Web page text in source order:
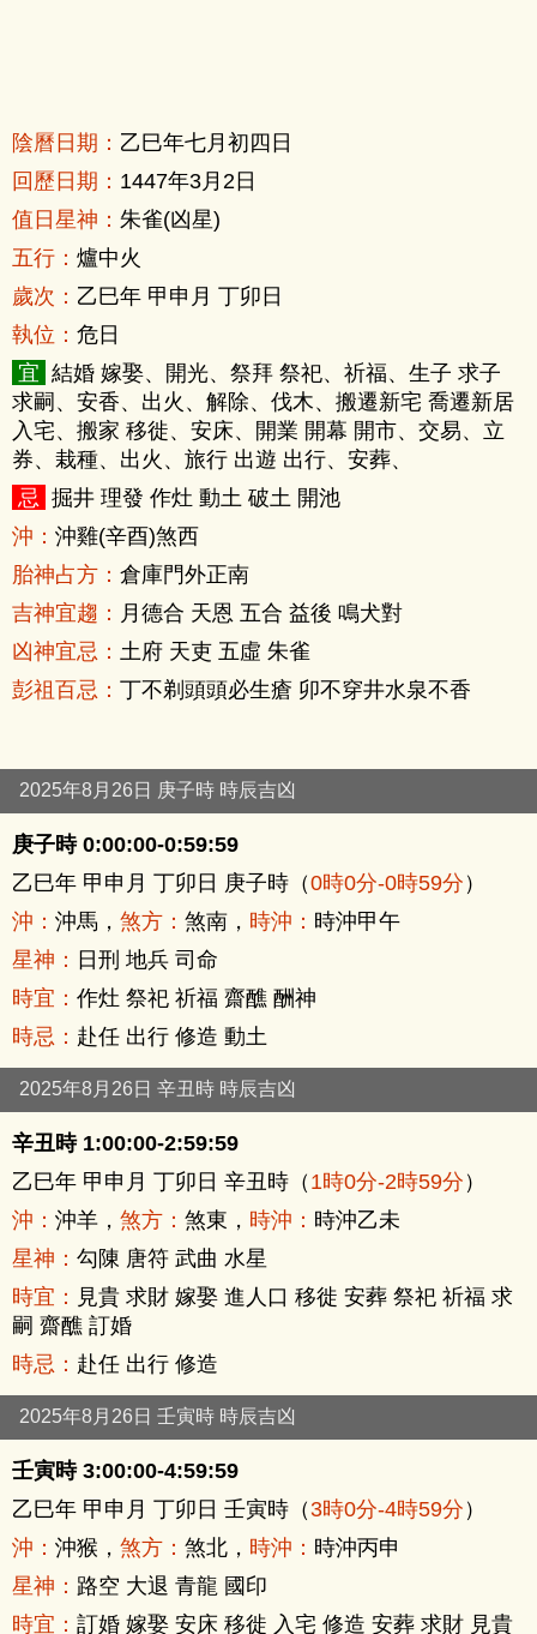
陰曆日期： 乙巳年七月初四日
回歷日期： 1447年3月2日
值日星神： 朱雀(凶星)
五行： 爐中火
歲次： 乙巳年 甲申月 丁卯日
執位： 危日
宜 結婚 嫁娶、開光、祭拜 祭祀、祈福、生子 求子
求嗣、安香、出火、解除、伐木、搬遷新宅 喬遷新居
入宅、搬家 移徙、安床、開業 開幕 開市、交易、立
券、栽種、出火、旅行 出遊 出行、安葬、
忌 掘井 理發 作灶 動土 破土 開池
沖： 沖雞(辛酉)煞西
胎神占方： 倉庫門外正南
吉神宜趨： 月德合 天恩 五合 益後 鳴犬對
凶神宜忌： 土府 天吏 五虛 朱雀
彭祖百忌： 丁不剃頭頭必生瘡 卯不穿井水泉不香
2025年8月26日 庚子時 時辰吉凶
庚子時 0:00:00-0:59:59
乙巳年 甲申月 丁卯日 庚子時（0時0分-0時59分）
沖： 沖馬， 煞方： 煞南， 時沖： 時沖甲午
星神： 日刑 地兵 司命
時宜： 作灶 祭祀 祈福 齋醮 酬神
時忌： 赴任 出行 修造 動土
2025年8月26日 辛丑時 時辰吉凶
辛丑時 1:00:00-2:59:59
乙巳年 甲申月 丁卯日 辛丑時（1時0分-2時59分）
沖： 沖羊， 煞方： 煞東， 時沖： 時沖乙未
星神： 勾陳 唐符 武曲 水星
時宜： 見貴 求財 嫁娶 進人口 移徙 安葬 祭祀 祈福 求
嗣 齋醮 訂婚
時忌： 赴任 出行 修造
2025年8月26日 壬寅時 時辰吉凶
壬寅時 3:00:00-4:59:59
乙巳年 甲申月 丁卯日 壬寅時（3時0分-4時59分）
沖： 沖猴， 煞方： 煞北， 時沖： 時沖丙申
星神： 路空 大退 青龍 國印
時宜： 訂婚 嫁娶 安床 移徙 入宅 修造 安葬 求財 見貴